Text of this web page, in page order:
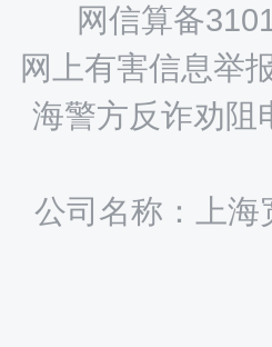
网信算备
网上有害信息举
海警方反诈劝阻
公司名称：上